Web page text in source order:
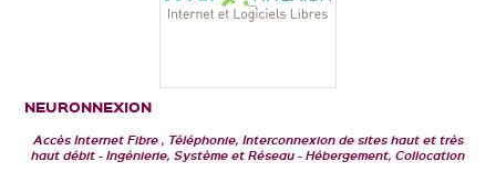
NEURONNEXION
Accès Internet Fibre , Téléphonie, Interconnexion de sites haut et très
haut débit
Ingénierie, Système et Réseau Hébergement, Collocation